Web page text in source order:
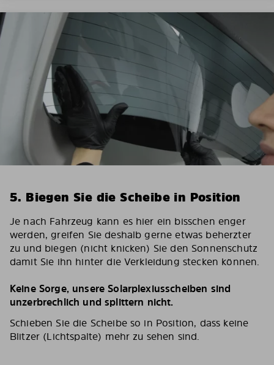
5. Biegen Sie die Scheibe in Position
Je nach Fahrzeug kann es hier ein bisschen enger
werden, greifen Sie deshalb gerne etwas beherzter
zu und biegen (nicht knicken) Sie den Sonnenschutz
damit Sie ihn hinter die Verkleidung stecken können.
Keine Sorge, unsere Solarplexiusscheiben sind
unzerbrechlich und splittern nicht.
Schieben Sie die Scheibe so in Position, dass keine
Blitzer (Lichtspalte) mehr zu sehen sind.